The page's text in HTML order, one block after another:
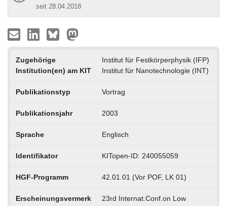
seit 28.04.2018
Zugehörige
Institution(en) am KIT
Institut für Festkörperphysik (IFP)
Institut für Nanotechnologie (INT)
Publikationstyp Vortrag
Publikationsjahr 2003
Sprache Englisch
Identifikator KITopen-ID: 240055059
HGF-Programm 42.01.01 (Vor POF, LK 01)
Erscheinungsvermerk
23rd Internat.Conf.on Low